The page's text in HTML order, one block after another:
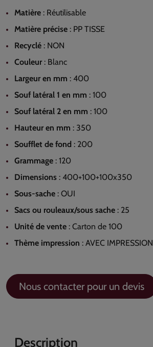
Matière : Réutilisable
Matière précise : PP TISSE
Recyclé : NON
Couleur : Blanc
Largeur en mm : 400
Souf latéral 1 en mm : 100
Souf latéral 2 en mm : 100
Hauteur en mm : 350
Soufflet de fond : 200
Grammage : 120
Dimensions : 400+100+100x350
Sous-sache : OUI
Sacs ou rouleaux/sous sache : 25
Unité de vente : Carton de 100
Thème impression : AVEC IMPRESSION
Nous contacter pour un devis
Description